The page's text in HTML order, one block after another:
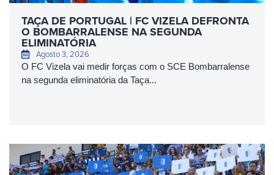
TAÇA DE PORTUGAL | FC VIZELA DEFRONTA
O BOMBARRALENSE NA SEGUNDA
ELIMINATÓRIA
Agosto 3, 2026
O FC Vizela vai medir forças com o SCE Bombarralense
na segunda eliminatória da Taça...